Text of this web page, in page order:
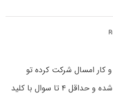
امسال شرکت کرده تو
قسمت ریاضی کلید نهایی اشتباه شده و حداقل ۴ تا سوال با کلید